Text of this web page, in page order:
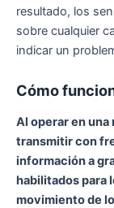
resultado, los
sobre cualquier
indicar un
Cómo
Al operar en una
transmitir con
información a
habilitados para
movimiento de